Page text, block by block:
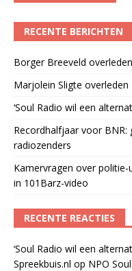
RECENTE BERICHTEN
Borger Breeveld overleden
Marjolein Sligte overleden
‘Soul Radio wil een
Recordhalfjaar voor
radiozenders
Kamervragen over
in 101Barz-video
RECENTE REACTIES
‘Soul Radio wil een
Spreekbuis.nl op NPO